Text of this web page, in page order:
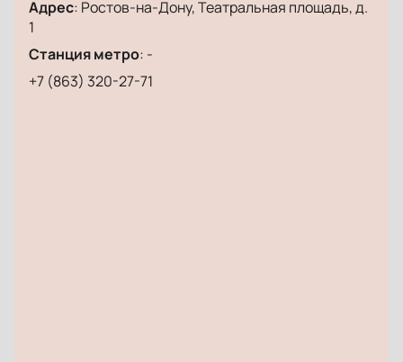
Адрес: Ростов-на-Дону, Театральная площадь, д.
1
Станция метро: -
+7 (863) 320-27-71